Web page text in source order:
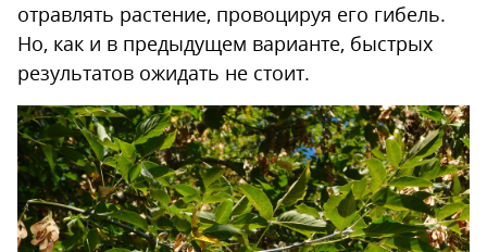
отравлять растение, провоцируя его гибель.
Но, как и в предыдущем варианте, быстрых
результатов ожидать не стоит.